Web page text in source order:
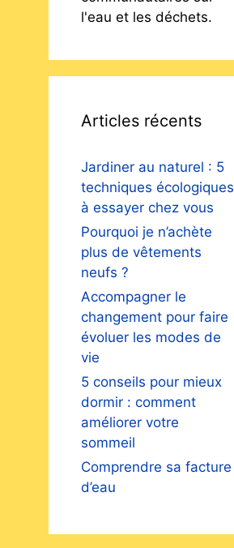
l'eau et les déchets.
Articles récents
Jardiner au naturel : 5
techniques écologiques
à essayer chez vous
Pourquoi je n’achète
plus de vêtements
neufs ?
Accompagner le
changement pour faire
évoluer les modes de
vie
5 conseils pour mieux
dormir : comment
améliorer votre
sommeil
Comprendre sa facture
d’eau